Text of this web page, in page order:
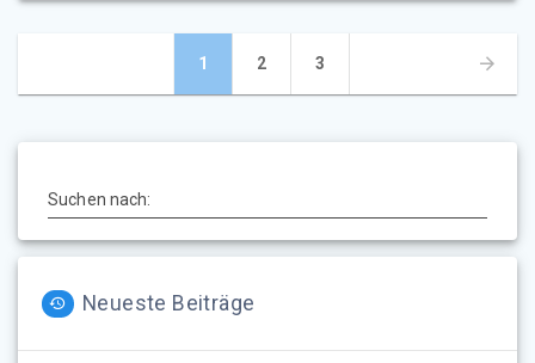
Beitragsnavigation
Seite
1 Seite
2 Seite
3
Suchen nach:
Neueste Beiträge